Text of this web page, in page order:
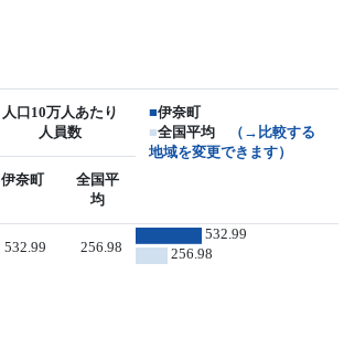
人口10万人あたり
人員数
■伊奈町
■全国平均
（→比較する
地域を変更できます）
伊奈町
全国平
均
532.99 256.98
532.99
256.98